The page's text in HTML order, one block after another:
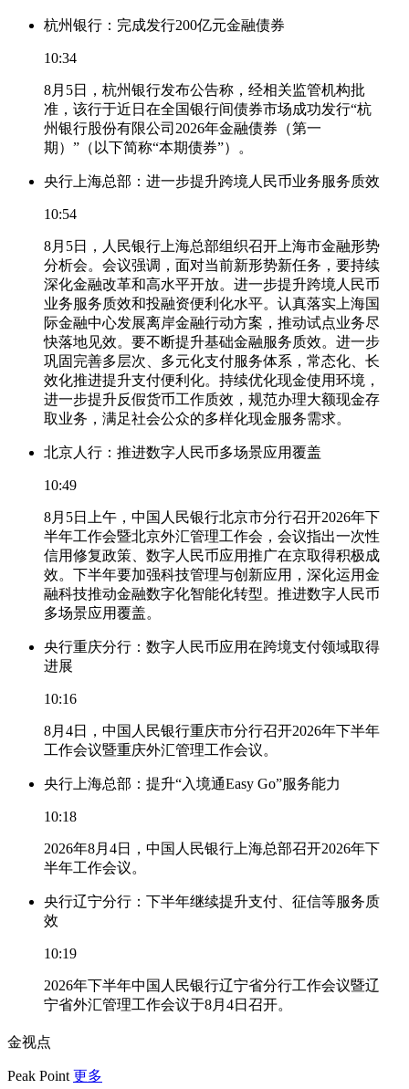
杭州银行：完成发行200亿元金融债券
10:34
8月5日，杭州银行发布公告称，经相关监管机构批
准，该行于近日在全国银行间债券市场成功发行“杭
州银行股份有限公司2026年金融债券（第一
期）”（以下简称“本期债券”）。
央行上海总部：进一步提升跨境人民币业务服务质效
10:54
8月5日，人民银行上海总部组织召开上海市金融形势
分析会。会议强调，面对当前新形势新任务，要持续
深化金融改革和高水平开放。进一步提升跨境人民币
业务服务质效和投融资便利化水平。认真落实上海国
际金融中心发展离岸金融行动方案，推动试点业务尽
快落地见效。要不断提升基础金融服务质效。进一步
巩固完善多层次、多元化支付服务体系，常态化、长
效化推进提升支付便利化。持续优化现金使用环境，
进一步提升反假货币工作质效，规范办理大额现金存
取业务，满足社会公众的多样化现金服务需求。
北京人行：推进数字人民币多场景应用覆盖
10:49
8月5日上午，中国人民银行北京市分行召开2026年下
半年工作会暨北京外汇管理工作会，会议指出一次性
信用修复政策、数字人民币应用推广在京取得积极成
效。下半年要加强科技管理与创新应用，深化运用金
融科技推动金融数字化智能化转型。推进数字人民币
多场景应用覆盖。
央行重庆分行：数字人民币应用在跨境支付领域取得
进展
10:16
8月4日，中国人民银行重庆市分行召开2026年下半年
工作会议暨重庆外汇管理工作会议。
央行上海总部：提升“入境通Easy Go”服务能力
10:18
2026年8月4日，中国人民银行上海总部召开2026年下
半年工作会议。
央行辽宁分行：下半年继续提升支付、征信等服务质
效
10:19
2026年下半年中国人民银行辽宁省分行工作会议暨辽
宁省外汇管理工作会议于8月4日召开。
金视点
Peak Point 更多